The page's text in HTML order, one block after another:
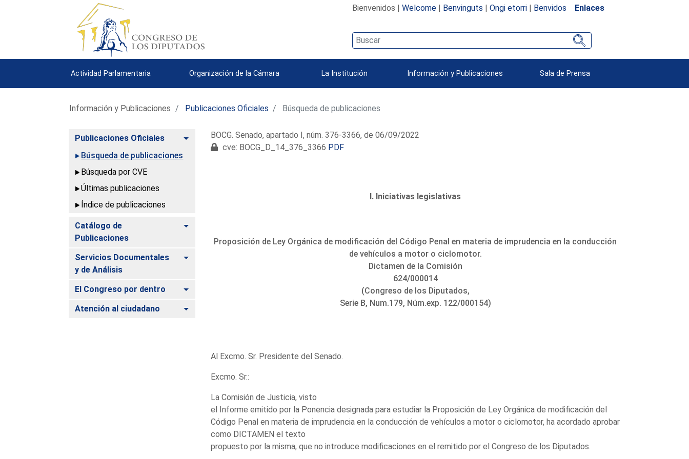
Bienvenidos | Welcome| Benvinguts | Ongi etorri| Benvidos Enlaces
Actividad Parlamentaria Organización de la Cámara La Institución Información y Publicaciones Sala de Prensa
Información y Publicaciones Publicaciones Oficiales Búsqueda de publicaciones
Publicaciones Oficiales
Alternar
Búsqueda de publicaciones
Búsqueda por CVE
Últimas publicaciones
Índice de publicaciones
Catálogo de
Publicaciones
Alternar
Servicios Documentales
y de Análisis
Alternar
El Congreso por dentro Alternar
Atención al ciudadano Alternar
BOCG. Senado, apartado I, núm. 376-3366, de 06/09/2022
cve: BOCG_D_14_376_3366 PDF
I. Iniciativas legislativas
Proposición de Ley Orgánica de modificación del Código Penal en materia de imprudencia en la conducción
de vehículos a motor o ciclomotor.
Dictamen de la Comisión
624/000014
(Congreso de los Diputados,
Serie B, Num.179, Núm.exp. 122/000154)
Al Excmo. Sr. Presidente del Senado.
Excmo. Sr.:
La Comisión de Justicia, visto
el Informe emitido por la Ponencia designada para estudiar la Proposición de Ley Orgánica de modificación del
Código Penal en materia de imprudencia en la conducción de vehículos a motor o ciclomotor, ha acordado aprobar
como DICTAMEN el texto
propuesto por la misma, que no introduce modificaciones en el remitido por el Congreso de los Diputados.